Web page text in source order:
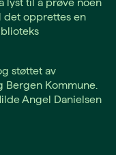
det opprettes en
støttet av
Bergen Kommune.
Angel Danielsen